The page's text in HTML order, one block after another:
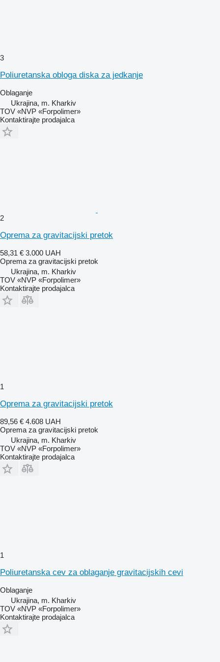
3
Poliuretanska obloga diska za jedkanje
Oblaganje
Ukrajina, m. Kharkiv
TOV «NVP «Forpolimer»
Kontaktirajte prodajalca
2
Oprema za gravitacijski pretok
58,31 € 3.000 UAH
Oprema za gravitacijski pretok
Ukrajina, m. Kharkiv
TOV «NVP «Forpolimer»
Kontaktirajte prodajalca
1
Oprema za gravitacijski pretok
89,56 € 4.608 UAH
Oprema za gravitacijski pretok
Ukrajina, m. Kharkiv
TOV «NVP «Forpolimer»
Kontaktirajte prodajalca
1
Poliuretanska cev za oblaganje gravitacijskih cevi
Oblaganje
Ukrajina, m. Kharkiv
TOV «NVP «Forpolimer»
Kontaktirajte prodajalca